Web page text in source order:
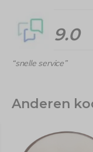
9.0
“snelle service”
Anderen